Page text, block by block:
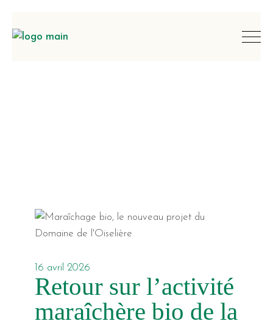
16 avril 2026
Retour sur l’activité
maraîchère bio de la